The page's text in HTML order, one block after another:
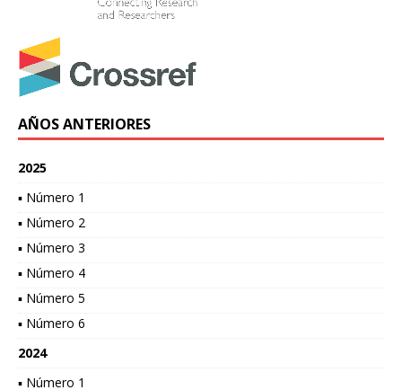
AÑOS ANTERIORES
2025
▪ Número 1
▪ Número 2
▪ Número 3
▪ Número 4
▪ Número 5
▪ Número 6
2024
▪ Número 1